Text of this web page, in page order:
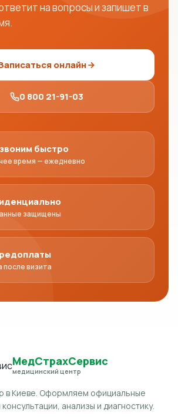
на вопросы и запишет в
онлайн
0 800 21-91-03
быстро
время — ежедневно
защищены
после визита
МедСтрахСервис
медицинский центр
в Киеве. Оформляем официальные
анализы и диагностику.